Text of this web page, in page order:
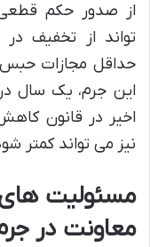
از صدور حکم
تواند از تخفیف
حداقل مجازات
این جرم، یک سال
اخیر در قانون
نیز می تواند کمتر
مسئولیت های
معاونت در